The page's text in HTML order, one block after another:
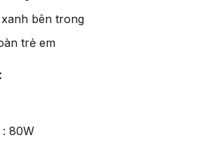
bên trong
trẻ em
80W